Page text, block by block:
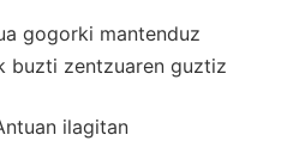
gogorki mantenduz
buzti zentzuaren guztiz
ilagitan